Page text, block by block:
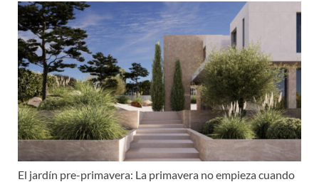
El jardín pre-primavera: La primavera no empieza cuando